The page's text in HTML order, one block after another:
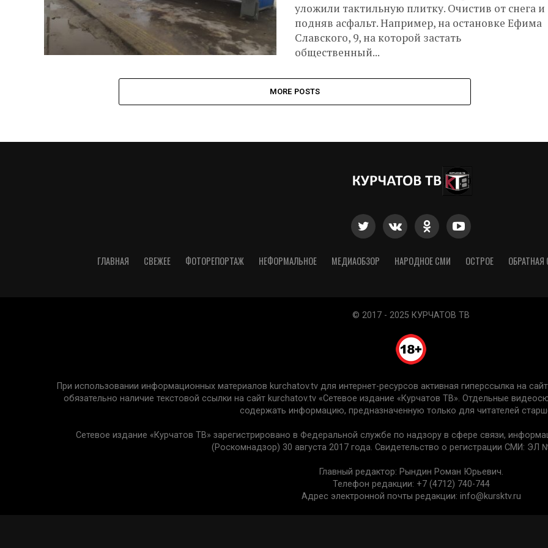
уложили тактильную плитку. Очистив от снега и
подняв асфальт. Например, на остановке Ефима
Славского, 9, на которой застать
общественный...
MORE POSTS
ГЛАВНАЯ СВЕЖЕЕ ФОТОРЕПОРТАЖ НЕФОРМАЛЬНОЕ МЕДИАОБЗОР НАРОДНОЕ СМИ ОСТРОЕ ОБРАТНАЯ
© 2017 - 2025 КУРЧАТОВ ТВ
При использовании информационных материалов kurchatov.tv для интернет-ресурсов активная гиперссылка на
обязательно наличие текстовой ссылки на сайт kurchatov.tv «Сетевое издание «Курчатов ТВ». Отдельные
содержать информацию, предназначенную только для читателей
Сетевое издание «Курчатов ТВ» зарегистрировано в Федеральной службе по надзору в сфере связи,
(Роскомнадзор) 30 августа 2017 года. Свидетельство о регистрации СМИ: ЭЛ
Главный редактор: Рындин Роман Юрьевич.
Телефон редакции: +7 (4712) 740-744
Адрес электронной почты редакции: info@kursktv.ru